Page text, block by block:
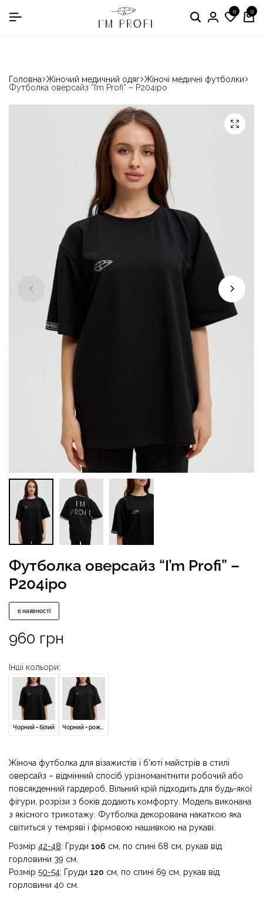
в номінації «Кращій виробник медичного одягу» 0 0
Головна Жіночий медичний одяг Жіночі медичні футболки
Футболка оверсайз “I’m Profi” – P204ipo
Футболка оверсайз “I’m Profi” –
P204ipo
в наявності
960 грн
Інші кольори:
Чорний + білий Чорний + рожевий
Жіноча футболка для візажистів і б’юті майстрів в стилі
оверсайз – відмінний спосіб урізноманітнити робочий або
повсякденний гардероб. Вільний крій підходить для будь-якої
фігури, розрізи з боків додають комфорту. Модель виконана
з якісного трикотажу. Футболка декорована накаткою яка
світиться у темряві і фірмовою нашивкою на рукаві.
Розмір 42-48: Груди 106 см, по спині 68 см, рукав від
горловини 39 см.
Розмір 50-54: Груди 120 см, по спині 69 см, рукав від
горловини 40 см.